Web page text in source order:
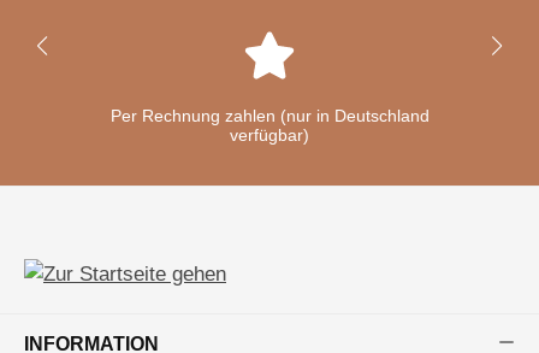
Per Rechnung zahlen (nur in Deutschland
verfügbar)
INFORMATION